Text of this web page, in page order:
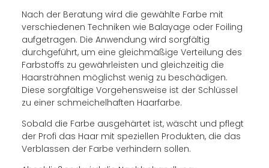
Nach der Beratung wird die gewählte Farbe mit
verschiedenen Techniken wie Balayage oder Foiling
aufgetragen. Die Anwendung wird sorgfältig
durchgeführt, um eine gleichmäßige Verteilung des
Farbstoffs zu gewährleisten und gleichzeitig die
Haarsträhnen möglichst wenig zu beschädigen.
Diese sorgfältige Vorgehensweise ist der Schlüssel
zu einer schmeichelhaften Haarfarbe.
Sobald die Farbe ausgehärtet ist, wäscht und pflegt
der Profi das Haar mit speziellen Produkten, die das
Verblassen der Farbe verhindern sollen.